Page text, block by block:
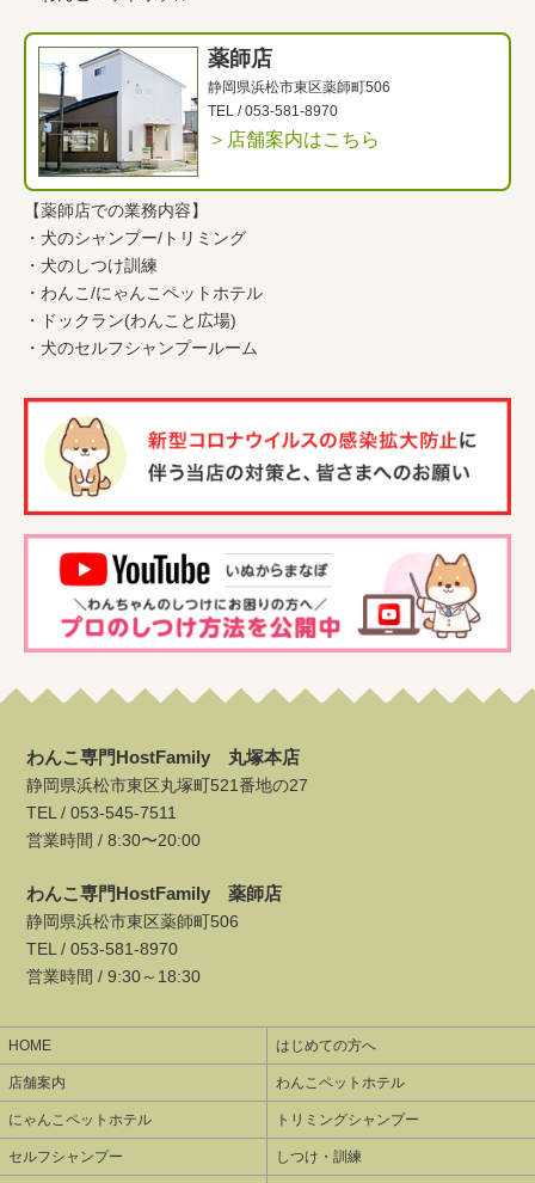
薬師店
静岡県浜松市東区薬師町506
TEL /053-581-8970
＞店舗案内はこちら
【薬師店での業務内容】
・ 犬のシャンプー/トリミング
・ 犬のしつけ訓練
・ わんこ /にゃんこペットホテル
・
ドックラン(わんこと広場)
・ 犬のセルフシャンプールーム
わんこ専門HostFamily 丸塚本店
静岡県浜松市東区丸塚町521番地の27
TEL /053-545-7511
営業時間 / 8:30〜20:00
わんこ専門HostFamily 薬師店
静岡県浜松市東区薬師町506
TEL /053-581-8970
営業時間 / 9:30～18:30
HOME はじめての方へ
店舗案内 わんこペットホテル
にゃんこペットホテル トリミングシャンプー
セルフシャンプー しつけ・訓練